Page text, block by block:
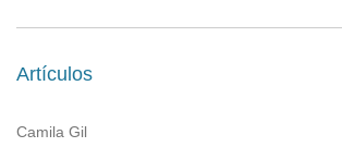
Artículos
Camila Gil